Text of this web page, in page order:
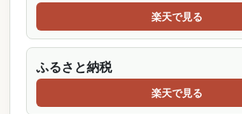
楽天で見る
ふるさと納税
楽天で見る